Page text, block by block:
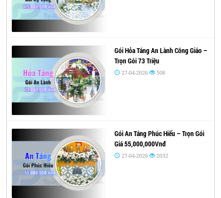
Gói Hỏa Táng An Lành Công Giáo –
Trọn Gói 73 Triệu
27-04-2026 508
Gói An Táng Phúc Hiếu – Trọn Gói
Giá 55,000,000Vnđ
27-04-2026 2032